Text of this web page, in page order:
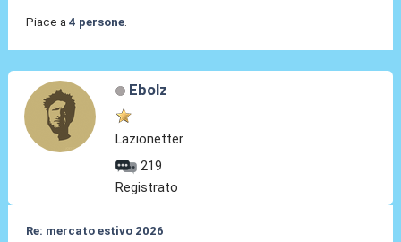
Piace a 4 persone.
Ebolz
Lazionetter
219
Registrato
Re: mercato estivo 2026